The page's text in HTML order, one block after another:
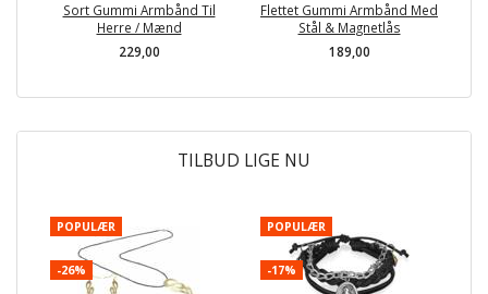
Sort Gummi Armbånd Til
Herre / Mænd
229,00
Flettet Gummi Armbånd Med
Stål & Magnetlås
189,00
TILBUD LIGE NU
POPULÆR
-26%
POPULÆR
-17%